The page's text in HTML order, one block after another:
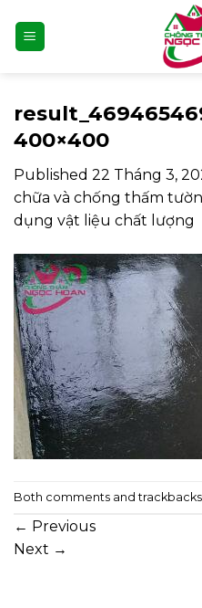
content
400×400
Published 22 Tháng 3,
chữa và chống thấm
dụng vật liệu chất lượng
Both comments and
← Previous
Next →